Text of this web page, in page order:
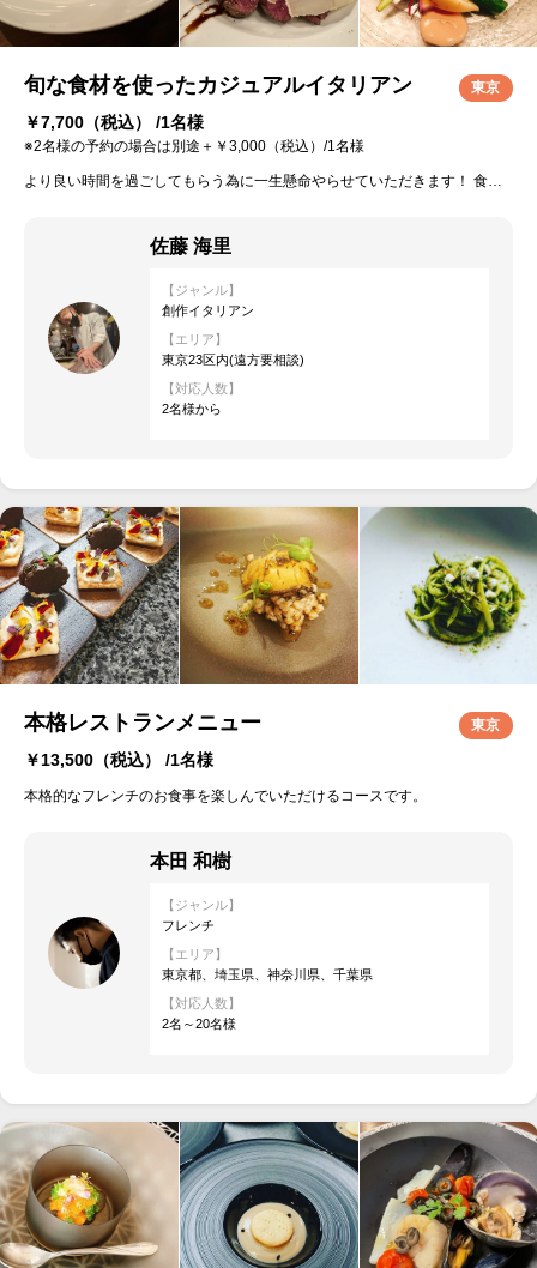
旬な食材を使ったカジュアルイタリアン
￥7,700 （税込） /1名様
※2名様の予約の場合は別途＋￥3,000（税込）/1名様
東京
より良い時間を過ごしてもらう為に一生懸命やらせていただきます！ 食べたい食材や料理があれば出来る限りお聞きしますので気軽に相談してください。 宜しくお願いいたします！
佐藤 海里
【ジャンル】
創作イタリアン
【エリア】
東京23区内(遠方要相談)
【対応人数】
2名様から
本格レストランメニュー
￥13,500 （税込） /1名様
東京
本格的なフレンチのお食事を楽しんでいただけるコースです。
本田 和樹
【ジャンル】
フレンチ
【エリア】
東京都、埼玉県、神奈川県、千葉県
【対応人数】
2名～20名様